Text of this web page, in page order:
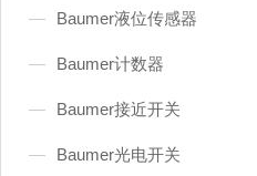
Baumer液位传感器
Baumer计数器
Baumer接近开关
Baumer光电开关